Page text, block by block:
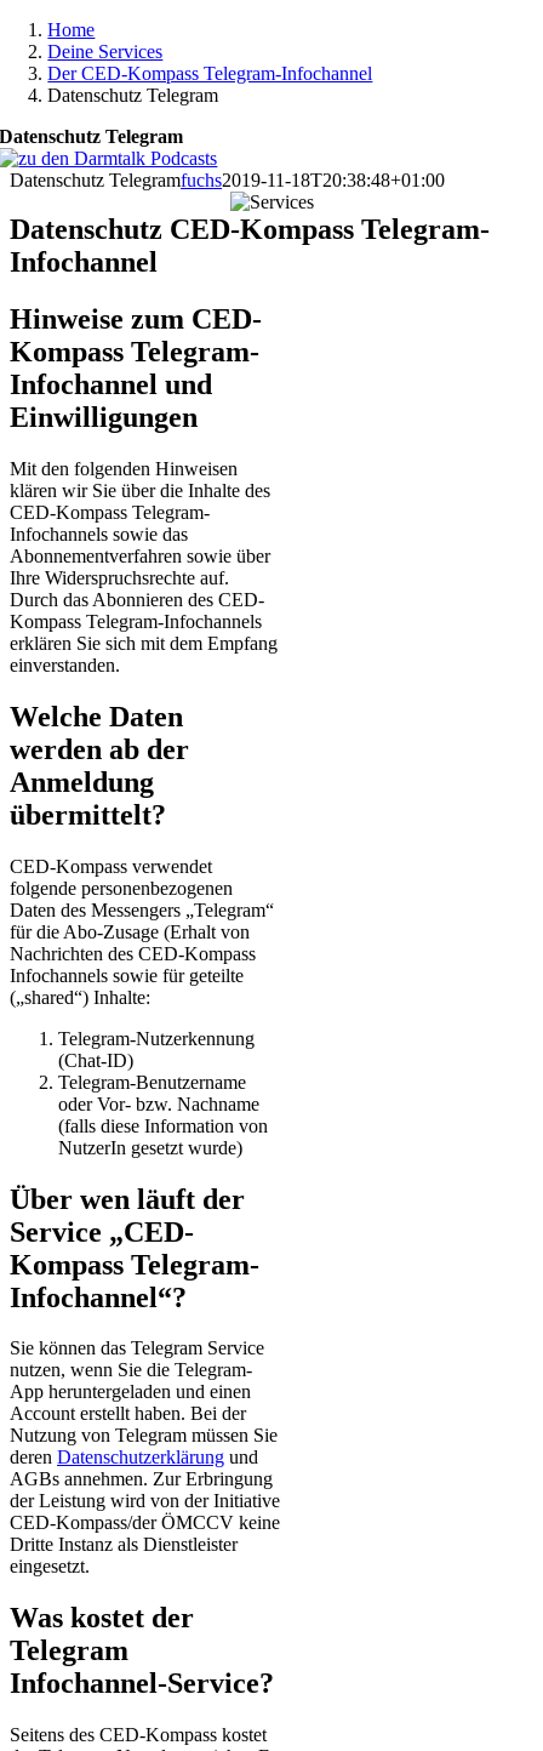
Home
Deine Services
Der CED-Kompass Telegram-Infochannel
Datenschutz Telegram
Datenschutz Telegram
Datenschutz Telegramfuchs2019-11-18T20:38:48+01:00
Datenschutz CED-Kompass Telegram-
Infochannel
Hinweise zum CED-
Kompass Telegram-
Infochannel und
Einwilligungen
Mit den folgenden Hinweisen
klären wir Sie über die Inhalte des
CED-Kompass Telegram-
Infochannels sowie das
Abonnementverfahren sowie über
Ihre Widerspruchsrechte auf.
Durch das Abonnieren des CED-
Kompass Telegram-Infochannels
erklären Sie sich mit dem Empfang
einverstanden.
Welche Daten
werden ab der
Anmeldung
übermittelt?
CED-Kompass verwendet
folgende personenbezogenen
Daten des Messengers „Telegram“
für die Abo-Zusage (Erhalt von
Nachrichten des CED-Kompass
Infochannels sowie für geteilte
(„shared“) Inhalte:
Telegram-Nutzerkennung
(Chat-ID)
Telegram-Benutzername
oder Vor- bzw. Nachname
(falls diese Information von
NutzerIn gesetzt wurde)
Über wen läuft der
Service „CED-
Kompass Telegram-
Infochannel“?
Sie können das Telegram Service
nutzen, wenn Sie die Telegram-
App heruntergeladen und einen
Account erstellt haben. Bei der
Nutzung von Telegram müssen Sie
deren Datenschutzerklärung und
AGBs annehmen. Zur Erbringung
der Leistung wird von der Initiative
CED-Kompass/der ÖMCCV keine
Dritte Instanz als Dienstleister
eingesetzt.
Was kostet der
Telegram
Infochannel-Service?
Seitens des CED-Kompass kostet